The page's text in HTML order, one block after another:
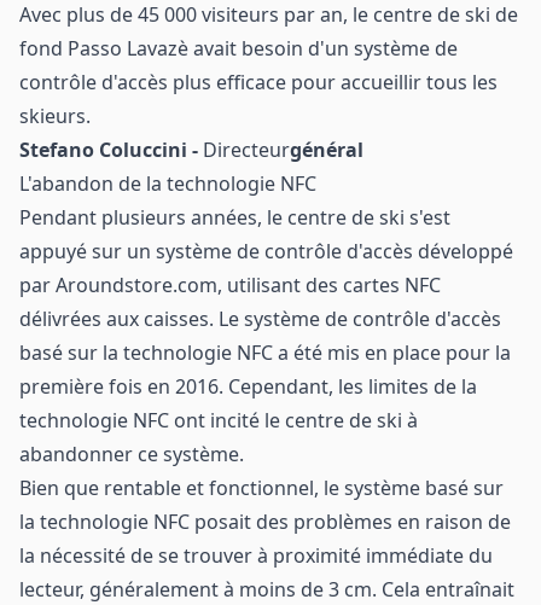
Avec plus de 45 000 visiteurs par an, le centre de ski de
fond Passo Lavazè avait besoin d'un système de
contrôle d'accès plus efficace pour accueillir tous les
skieurs.
Stefano Coluccini - Directeurgénéral
L'abandon de la technologie NFC
Pendant plusieurs années, le centre de ski s'est
appuyé sur un système de contrôle d'accès développé
par Aroundstore.com, utilisant des cartes NFC
délivrées aux caisses. Le système de contrôle d'accès
basé sur la technologie NFC a été mis en place pour la
première fois en 2016. Cependant, les limites de la
technologie NFC ont incité le centre de ski à
abandonner ce système.
Bien que rentable et fonctionnel, le système basé sur
la technologie NFC posait des problèmes en raison de
la nécessité de se trouver à proximité immédiate du
lecteur, généralement à moins de 3 cm. Cela entraînait